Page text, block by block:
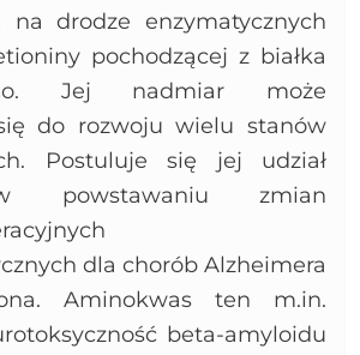
na drodze enzymatycznych
pochodzącej z białka
Jej nadmiar może
do rozwoju wielu stanów
Postuluje się jej udział
powstawaniu zmian
dla chorób Alzheimera
Aminokwas ten m.in.
beta-amyloidu